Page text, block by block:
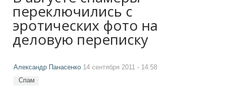
переключились с
эротических фото на
деловую переписку
Александр Панасенко 14 сентября 2011 - 14:58
Спам